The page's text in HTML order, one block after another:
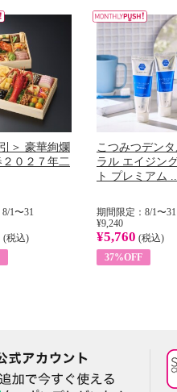
＞ 豪華絢爛
０２７年二
1〜31
(税込)
こつみつデン
ラル エイジン
ト プレミアム
期間限定：8/1〜31
¥9,240
¥5,760 (税込)
37%OFF